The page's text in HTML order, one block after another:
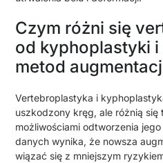
Czym różni się
od kyphoplastyki
metod
Vertebroplastyka i
uszkodzony kręg, ale różnią się
możliwościami odtworzenia
danych wynika, że nowsza
wiązać się z mniejszym